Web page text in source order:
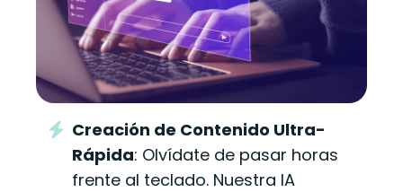
Creación de Contenido Ultra-
Rápida: Olvídate de pasar horas
frente al teclado. Nuestra IA